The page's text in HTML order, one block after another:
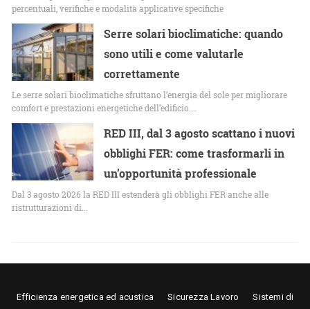
percentuali, verifiche e modalità applicative specifiche
Serre solari bioclimatiche: quando
sono utili e come valutarle
correttamente
Le serre solari bioclimatiche sfruttano l’energia del sole per migliorare
comfort e prestazioni energetiche dell’edificio.…
RED III, dal 3 agosto scattano i nuovi
obblighi FER: come trasformarli in
un’opportunità professionale
Dal 3 agosto 2026 la RED III estenderà gli obblighi FER anche alle
ristrutturazioni di…
Efficienza energetica ed acustica Sicurezza Lavoro Sistemi di